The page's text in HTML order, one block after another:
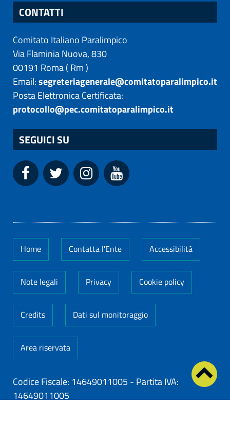
CONTATTI
Comitato Italiano Paralimpico
Via Flaminia Nuova, 830
00191 Roma( Rm)
Email:segreteriagenerale@comitatoparalimpico.it
Posta Elettronica Certificata:
protocollo@pec.comitatoparalimpico.it
SEGUICI SU
Home Contatta l'Ente Accessibilità
Note legali Privacy Cookie policy
Credits Dati sul monitoraggio
Area riservata
Codice Fiscale: 14649011005 - Partita IVA:
14649011005